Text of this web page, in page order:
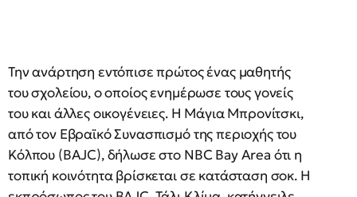
Την ανάρτηση εντόπισε πρώτος ένας μαθητής
του σχολείου, ο οποίος ενημέρωσε τους γονείς
του και άλλες οικογένειες. Η Μάγια Μπρονίτσκι,
από τον Εβραϊκό Συνασπισμό της περιοχής του
Κόλπου (BAJC), δήλωσε στο NBC Bay Area ότι η
τοπική κοινότητα βρίσκεται σε κατάσταση σοκ. Η